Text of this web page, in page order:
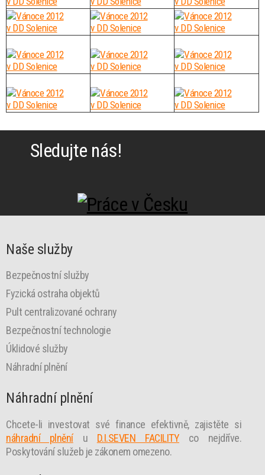
Sledujte nás!
Naše služby
Bezpečnostní služby
Fyzická ostraha objektů
Pult centralizované ochrany
Bezpečnostní technologie
Úklidové služby
Náhradní plnění
Náhradní plnění
Chcete-li investovat své finance efektivně, zajistěte si
náhradní plněníu D.I.SEVEN FACILITY co nejdříve.
Poskytování služeb je zákonem omezeno.